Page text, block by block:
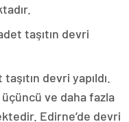
taşıtın devri
devri yapıldı.
üçüncü ve daha fazla
Edirne’de devri